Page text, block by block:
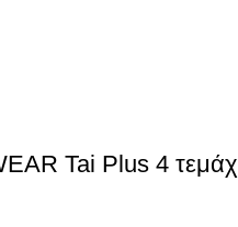
Tai Plus 4